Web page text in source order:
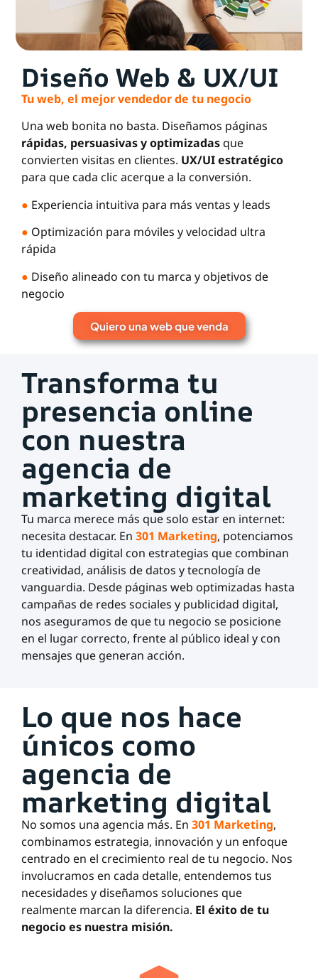
Diseño Web & UX/UI
Tu web, el mejor vendedor de tu negocio
Una web bonita no basta. Diseñamos páginas
rápidas, persuasivas y optimizadasque
convierten visitas en clientes. UX/UI estratégico
para que cada clic acerque a la conversión.
● Experiencia intuitiva para más ventas y leads
● Optimización para móviles y velocidad ultra
rápida
● Diseño alineado con tu marca y objetivos de
negocio
Quiero una web que venda
Transforma tu
presencia online
con nuestra
agencia de
marketing digital
Tu marca merece más que solo estar en internet:
necesita destacar. En 301 Marketing, potenciamos
tu identidad digital con estrategias que combinan
creatividad, análisis de datos y tecnología de
vanguardia. Desde páginas web optimizadas hasta
campañas de redes sociales y publicidad digital,
nos aseguramos de que tu negocio se posicione
en el lugar correcto, frente al público ideal y con
mensajes que generan acción.
Lo que nos hace
únicos como
agencia de
marketing digital
No somos una agencia más. En 301 Marketing,
combinamos estrategia, innovación y un enfoque
centrado en el crecimiento real de tu negocio. Nos
involucramos en cada detalle, entendemos tus
necesidades y diseñamos soluciones que
realmente marcan la diferencia. El éxito de tu
negocio es nuestra misión.